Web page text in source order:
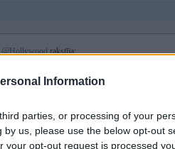
Information
parties, or processing of your
us, please use the below opt-out
your opt-out request is processed
@Hollywoodrakstīja:
pliks dzinējs un DCT GS7D36SG kārba.